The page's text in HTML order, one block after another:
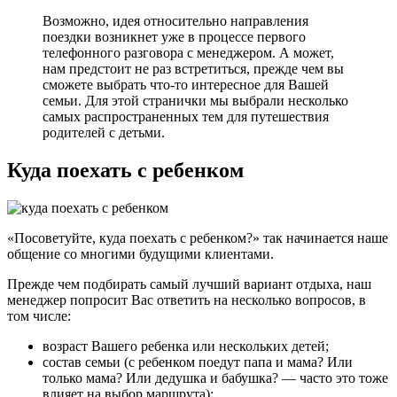
Возможно, идея относительно направления
поездки возникнет уже в процессе первого
телефонного разговора с менеджером. А может,
нам предстоит не раз встретиться, прежде чем вы
сможете выбрать что-то интересное для Вашей
семьи. Для этой странички мы выбрали несколько
самых распространенных тем для путешествия
родителей с детьми.
Куда поехать с ребенком
«Посоветуйте, куда поехать с ребенком?» так начинается наше
общение со многими будущими клиентами.
Прежде чем подбирать самый лучший вариант отдыха, наш
менеджер попросит Вас ответить на несколько вопросов, в
том числе:
возраст Вашего ребенка или нескольких детей;
состав семьи (с ребенком поедут папа и мама? Или
только мама? Или дедушка и бабушка? — часто это тоже